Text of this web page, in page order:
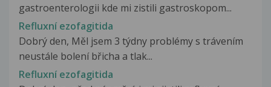
gastroenterologii kde mi zistili gastroskopom...
Refluxní ezofagitida
Dobrý den, Měl jsem 3 týdny problémy s trávením
neustále bolení břicha a tlak...
Refluxní ezofagitida